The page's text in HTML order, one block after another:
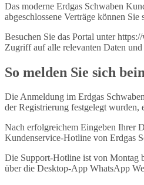
Das moderne Erdgas Schwaben
abgeschlossene Verträge können
Besuchen Sie das Portal unter
Zugriff auf alle relevanten Daten
So melden Sie sich
Die Anmeldung im Erdgas
der Registrierung festgelegt wurden,
Nach erfolgreichem Eingeben Ihrer
Kundenservice-Hotline von Erdgas
Die Support-Hotline ist von Montag
über die Desktop-App WhatsApp